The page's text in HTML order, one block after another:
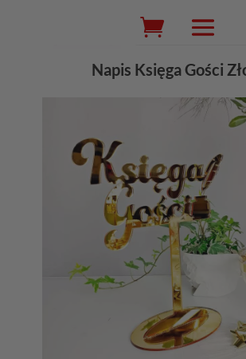
Wyszukiwarka
produktów
Napis Księga Gości